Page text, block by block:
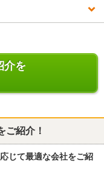
介を
ご紹介！
じて最適な会社をご紹